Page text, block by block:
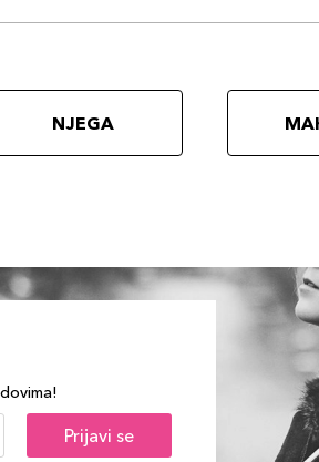
NJEGA
Prijavi se